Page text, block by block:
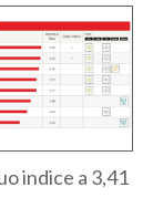
indice a 3,41